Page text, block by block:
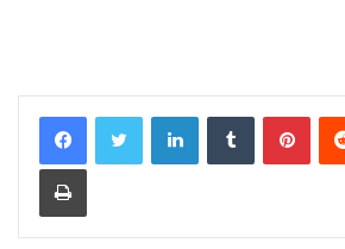
LinkedInTumblr
Print